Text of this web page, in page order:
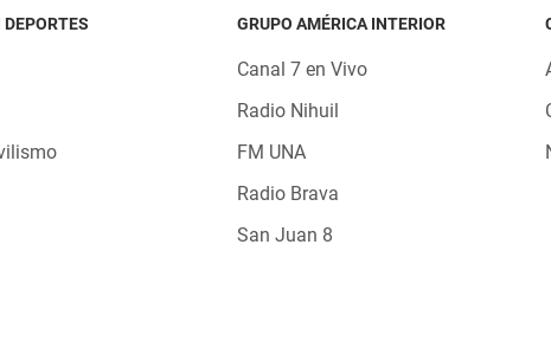
GRUPO AMÉRICA INTERIOR
Canal 7 en Vivo
Radio Nihuil
FM UNA
Radio Brava
San Juan 8